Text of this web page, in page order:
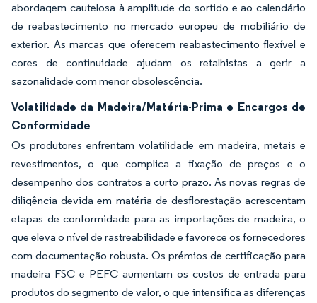
abordagem cautelosa à amplitude do sortido e ao calendário
de reabastecimento no mercado europeu de mobiliário de
exterior. As marcas que oferecem reabastecimento flexível e
cores de continuidade ajudam os retalhistas a gerir a
sazonalidade com menor obsolescência.
Volatilidade da Madeira/Matéria-Prima e Encargos de
Conformidade
Os produtores enfrentam volatilidade em madeira, metais e
revestimentos, o que complica a fixação de preços e o
desempenho dos contratos a curto prazo. As novas regras de
diligência devida em matéria de desflorestação acrescentam
etapas de conformidade para as importações de madeira, o
que eleva o nível de rastreabilidade e favorece os fornecedores
com documentação robusta. Os prémios de certificação para
madeira FSC e PEFC aumentam os custos de entrada para
produtos do segmento de valor, o que intensifica as diferenças